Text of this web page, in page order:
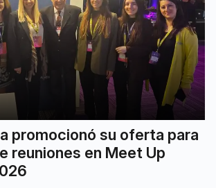
promocionó su oferta para
reuniones en Meet Up